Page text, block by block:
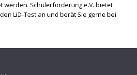
werden. Schülerförderung e.V. bietet
LiD-Test an und berät Sie gerne bei